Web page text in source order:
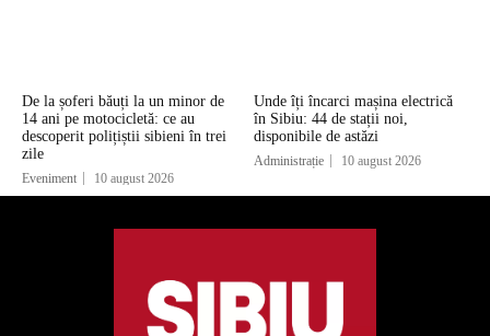
De la șoferi băuți la un minor de
14 ani pe motocicletă: ce au
descoperit polițiștii sibieni în trei
zile
Eveniment 10 august 2026
Unde îți încarci mașina electrică
în Sibiu: 44 de stații noi,
disponibile de astăzi
Administrație 10 august 2026